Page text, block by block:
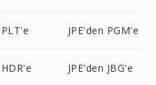
JPE'den PGM'e
JPE'den JBG'e